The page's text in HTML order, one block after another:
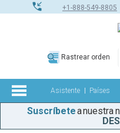
+1-888-549-8805
Rastrear orden
Asistente Países
Suscríbetea nuestra